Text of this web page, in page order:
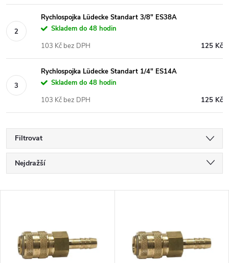
Rychlospojka Lüdecke Standart 3/8" ES38A
Skladem do 48 hodin
125 Kč
103 Kč bez DPH
Rychlospojka Lüdecke Standart 1/4" ES14A
Skladem do 48 hodin
125 Kč
103 Kč bez DPH
Filtrovat
Ř
a
Nejdražší